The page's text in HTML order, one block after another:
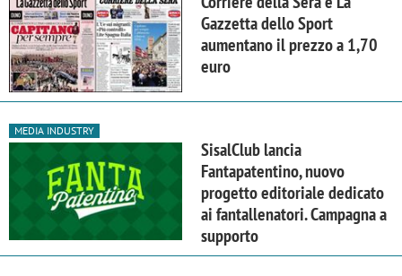
Gazzetta dello Sport
aumentano il prezzo a 1,70
euro
MEDIA INDUSTRY
SisalClub lancia
Fantapatentino, nuovo
progetto editoriale dedicato
ai fantallenatori. Campagna a
supporto